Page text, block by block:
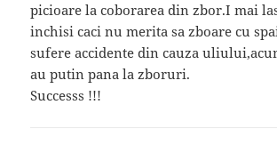
picioare la coborarea din zbor.I mai
inchisi caci nu merita sa zboare cu
sufere accidente din cauza
au putin pana la zboruri.
Successs !!!